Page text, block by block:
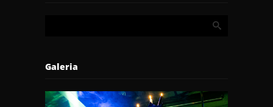
Galeria